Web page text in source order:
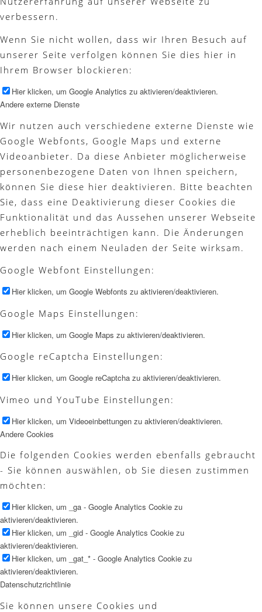
verbessern.
Wenn Sie nicht wollen, dass wir Ihren Besuch auf
unserer Seite verfolgen können Sie dies hier in
Ihrem Browser blockieren:
Hier klicken, um Google Analytics zu aktivieren/deaktivieren.
Andere externe Dienste
Wir nutzen auch verschiedene externe Dienste wie
Google Webfonts, Google Maps und externe
Videoanbieter. Da diese Anbieter möglicherweise
personenbezogene Daten von Ihnen speichern,
können Sie diese hier deaktivieren. Bitte beachten
Sie, dass eine Deaktivierung dieser Cookies die
Funktionalität und das Aussehen unserer Webseite
erheblich beeinträchtigen kann. Die Änderungen
werden nach einem Neuladen der Seite wirksam.
Google Webfont Einstellungen:
Hier klicken, um Google Webfonts zu aktivieren/deaktivieren.
Google Maps Einstellungen:
Hier klicken, um Google Maps zu aktivieren/deaktivieren.
Google reCaptcha Einstellungen:
Hier klicken, um Google reCaptcha zu aktivieren/deaktivieren.
Vimeo und YouTube Einstellungen:
Hier klicken, um Videoeinbettungen zu aktivieren/deaktivieren.
Andere Cookies
Die folgenden Cookies werden ebenfalls gebraucht
- Sie können auswählen, ob Sie diesen zustimmen
möchten:
Hier klicken, um _ga - Google Analytics Cookie zu
aktivieren/deaktivieren.
Hier klicken, um _gid - Google Analytics Cookie zu
aktivieren/deaktivieren.
Hier klicken, um _gat_* - Google Analytics Cookie zu
aktivieren/deaktivieren.
Datenschutzrichtlinie
Sie können unsere Cookies und